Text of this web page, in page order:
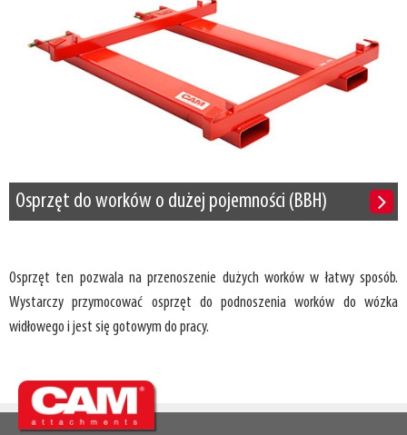
O nas
Skontaktuj się z nami
Osprzęt do worków o dużej pojemności (BBH)
Osprzęt ten pozwala na przenoszenie dużych worków w łatwy sposób.
Wystarczy przymocować osprzęt do podnoszenia worków do wózka
widłowego i jest się gotowym do pracy.